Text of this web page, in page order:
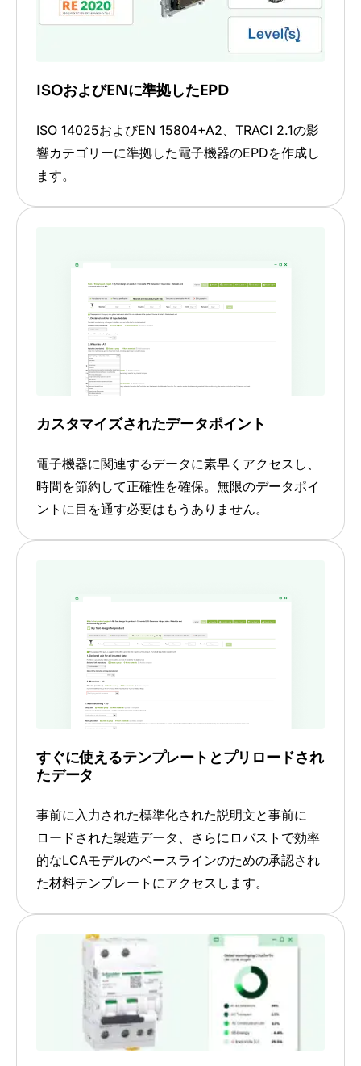
ISOおよびENに準拠したEPD
ISO 14025およびEN 15804+A2、TRACI 2.1の影
響カテゴリーに準拠した電子機器のEPDを作成し
ます。
カスタマイズされたデータポイント
電子機器に関連するデータに素早くアクセスし、
時間を節約して正確性を確保。無限のデータポイ
ントに目を通す必要はもうありません。
すぐに使えるテンプレートとプリロードされ
たデータ
事前に入力された標準化された説明文と事前に
ロードされた製造データ、さらにロバストで効率
的なLCAモデルのベースラインのための承認され
た材料テンプレートにアクセスします。